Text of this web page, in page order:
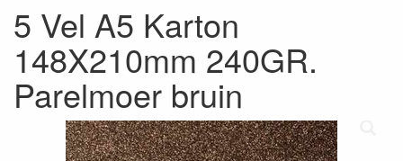
5 Vel A5 Karton
148X210mm 240GR.
Parelmoer bruin